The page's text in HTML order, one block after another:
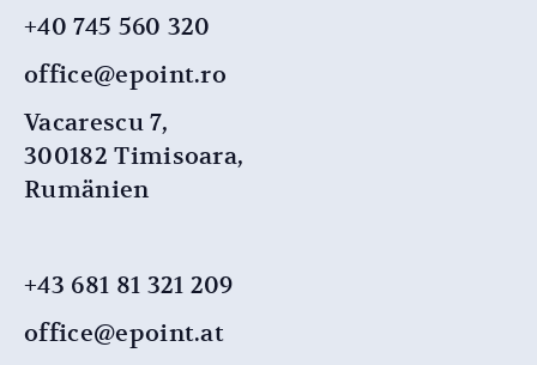
+40 745 560 320
office@epoint.ro
Vacarescu 7,
300182 Timisoara,
Rumänien
+43 681 81 321 209
office@epoint.at